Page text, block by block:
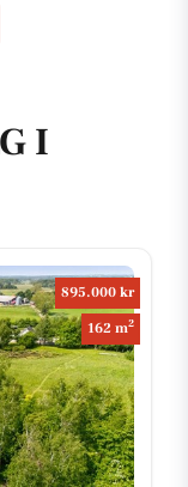
I
895.000 kr
162 m2